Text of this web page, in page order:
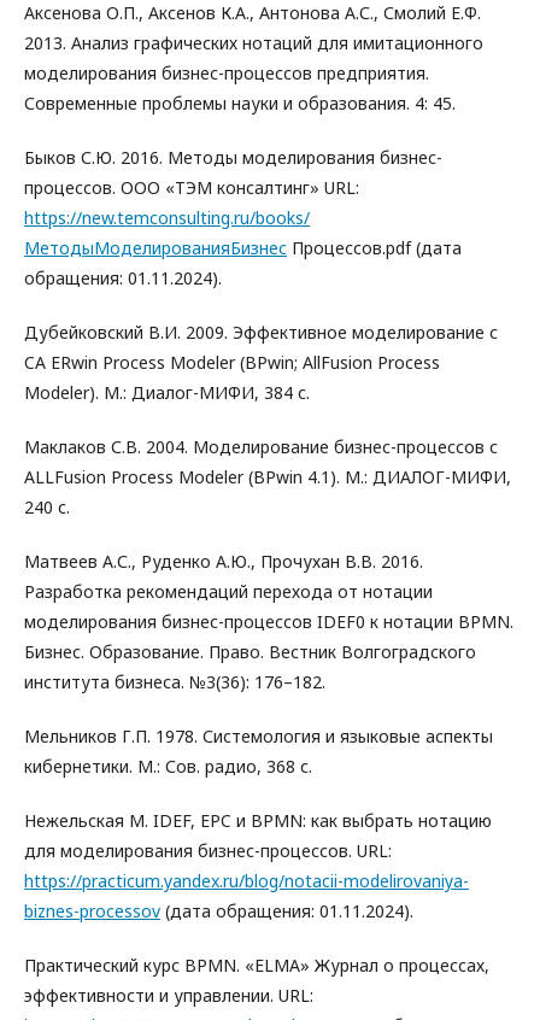
Аксенова О.П., Аксенов К.А., Антонова А.С., Смолий Е.Ф.
2013. Анализ графических нотаций для имитационного
моделирования бизнес-процессов предприятия.
Современные проблемы науки и образования. 4: 45.
Быков С.Ю. 2016. Методы моделирования бизнес-
процессов. ООО «ТЭМ консалтинг» URL:
https://new.temconsulting.ru/books/
МетодыМоделированияБизнес Процессов.pdf (дата
обращения: 01.11.2024).
Дубейковский В.И. 2009. Эффективное моделирование с
CA ERwin Process Modeler (BPwin; AllFusion Process
Modeler). М.: Диалог-МИФИ, 384 с.
Маклаков С.В. 2004. Моделирование бизнес-процессов с
ALLFusion Process Modeler (BPwin 4.1). М.: ДИАЛОГ-МИФИ,
240 с.
Матвеев А.С., Руденко А.Ю., Прочухан В.В. 2016.
Разработка рекомендаций перехода от нотации
моделирования бизнес-процессов IDEF0 к нотации BPMN.
Бизнес. Образование. Право. Вестник Волгоградского
института бизнеса. №3(36): 176–182.
Мельников Г.П. 1978. Системология и языковые аспекты
кибернетики. М.: Сов. радио, 368 с.
Нежельская М. IDEF, EPC и BPMN: как выбрать нотацию
для моделирования бизнес-процессов. URL:
https://practicum.yandex.ru/blog/notacii-modelirovaniya-
biznes-processov (дата обращения: 01.11.2024).
Практический курс BPMN. «ELMA» Журнал о процессах,
эффективности и управлении. URL: